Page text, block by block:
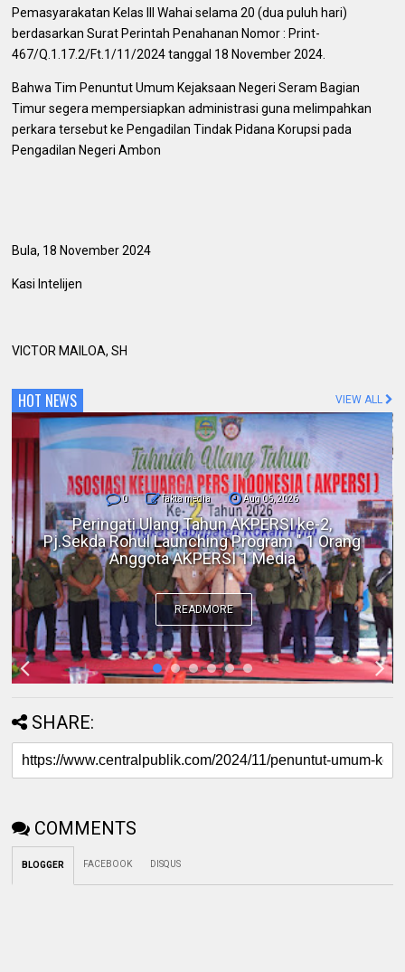
Pemasyarakatan Kelas III Wahai selama 20 (dua puluh hari)
berdasarkan Surat Perintah Penahanan Nomor : Print-
467/Q.1.17.2/Ft.1/11/2024 tanggal 18 November 2024.
Bahwa Tim Penuntut Umum Kejaksaan Negeri Seram Bagian
Timur segera mempersiapkan administrasi guna melimpahkan
perkara tersebut ke Pengadilan Tindak Pidana Korupsi pada
Pengadilan Negeri Ambon
Bula, 18 November 2024
Kasi Intelijen
VICTOR MAILOA, SH
HOT NEWS VIEW ALL
0 fakta media Aug 06, 2026
Polres Inhil bersama Pemkab Inhil dan
BKSDA Riau Perkuat Sinergi Tangani
Gangguan Kera Liar di Tembilahan
READMORE
SHARE:
COMMENTS
BLOGGER FACEBOOK DISQUS